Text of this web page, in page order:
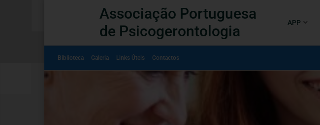
Associação Portuguesa
de Psicogerontologia
APP
Biblioteca Galeria Links Úteis Contactos